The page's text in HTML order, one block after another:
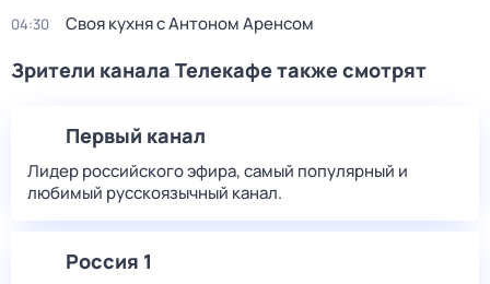
04:30 Своя кухня с Антоном Аренсом
Зрители канала Телекафе также смотрят
Первый канал
Лидер российского эфира, самый популярный и
любимый русскоязычный канал.
Россия 1